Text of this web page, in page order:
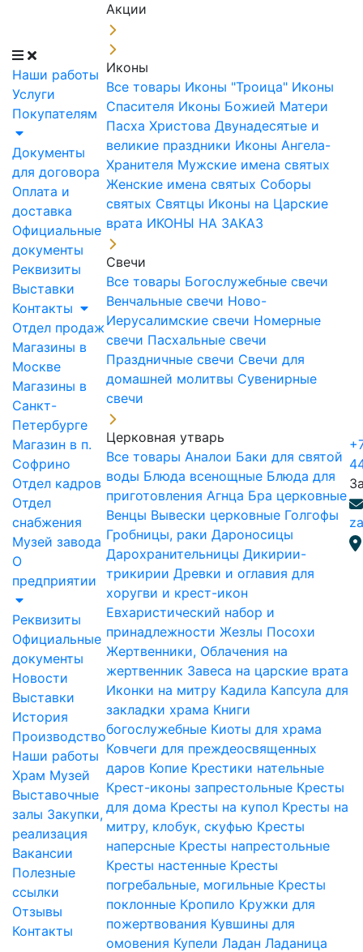
Наши работы
Услуги
Покупателям
Документы
для договора
Оплата и
доставка
Официальные
документы
Реквизиты
Выставки
Контакты
Отдел продаж
Магазины в
Москве
Магазины в
Санкт-
Петербурге
Магазин в п.
Софрино
Отдел кадров
Отдел
снабжения
Музей завода
О
предприятии
Реквизиты
Официальные
документы
Новости
Выставки
История
Производство
Наши работы
Храм Музей
Выставочные
залы Закупки,
реализация
Вакансии
Полезные
ссылки
Отзывы
Контакты
Акции
Иконы
Все товары Иконы "Троица" Иконы
Спасителя Иконы Божией Матери
Пасха Христова Двунадесятые и
великие праздники Иконы Ангела-
Хранителя Мужские имена святых
Женские имена святых Соборы
святых Святцы Иконы на Царские
врата ИКОНЫ НА ЗАКАЗ
Свечи
Все товары Богослужебные свечи
Венчальные свечи Ново-
Иерусалимские свечи Номерные
свечи Пасхальные свечи
Праздничные свечи Свечи для
домашней молитвы Сувенирные
свечи
Церковная утварь
Все товары Аналои Баки для святой
воды Блюда всенощные Блюда для
приготовления Агнца Бра церковные
Венцы Вывески церковные Голгофы
Гробницы, раки Дароносицы
Дарохранительницы Дикирии-
трикирии Древки и оглавия для
хоругви и крест-икон
Евхаристический набор и
принадлежности Жезлы Посохи
Жертвенники, Облачения на
жертвенник Завеса на царские врата
Иконки на митру Кадила Капсула для
закладки храма Книги
богослужебные Киоты для храма
Ковчеги для преждеосвященных
даров Копие Крестики нательные
Крест-иконы запрестольные Кресты
для дома Кресты на купол Кресты на
митру, клобук, скуфью Кресты
наперсные Кресты напрестольные
Кресты настенные Кресты
погребальные, могильные Кресты
поклонные Кропило Кружки для
пожертвования Кувшины для
омовения Купели Ладан Ладаница